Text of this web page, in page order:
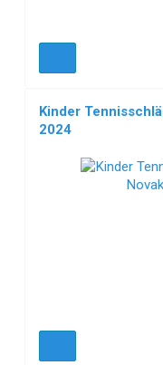
Kinder
2024